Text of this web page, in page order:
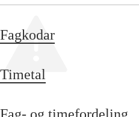
Fagkodar
Timetal